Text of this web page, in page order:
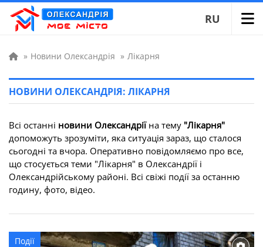
RU
» Новини Олександрія » Лікарня
НОВИНИ ОЛЕКСАНДРІЯ: ЛІКАРНЯ
Всі останні новини Олександріїна тему "Лікарня"
допоможуть зрозуміти, яка ситуація зараз, що сталося
сьогодні та вчора. Оперативно повідомляємо про все,
що стосується теми "Лікарня" в Олександрії і
Олександрійському районі. Всі свіжі події за останню
годину, фото, відео.
Події